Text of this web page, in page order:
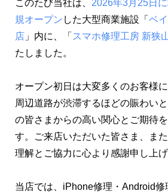
【通年採用】中途採用情報
このたび当社は、 2026年3月25日
規オープン した大型商業施設「 ベ
店 」内に、「 スマホ修理工房 新狭
たしました。
オープン初日は大変多くのお客様
周辺道路が渋滞するほどの賑わい
の皆さまからの高い関心とご期待
す。ご来店いただいた皆さま、ま
理解とご協力に心より感謝申し上げ
当店では、iPhone修理・Android